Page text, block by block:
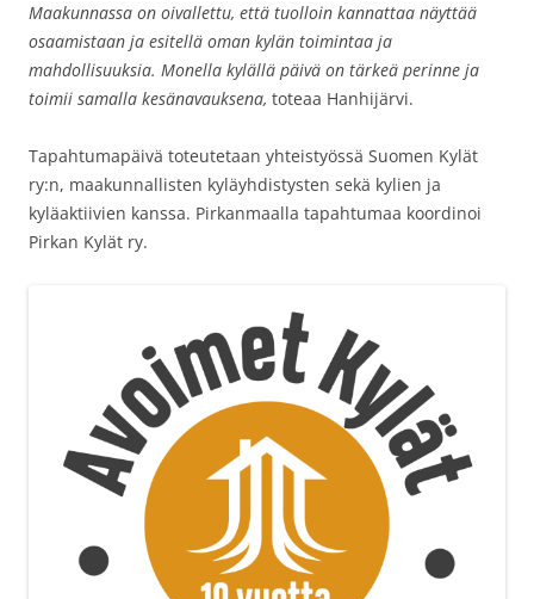
Maakunnassa on oivallettu, että tuolloin kannattaa näyttää
osaamistaan ja esitellä oman kylän toimintaa ja
mahdollisuuksia. Monella kylällä päivä on tärkeä perinne ja
toimii samalla kesänavauksena, toteaa Hanhijärvi.
Tapahtumapäivä toteutetaan yhteistyössä Suomen Kylät
ry:n, maakunnallisten kyläyhdistysten sekä kylien ja
kyläaktiivien kanssa. Pirkanmaalla tapahtumaa koordinoi
Pirkan Kylät ry.